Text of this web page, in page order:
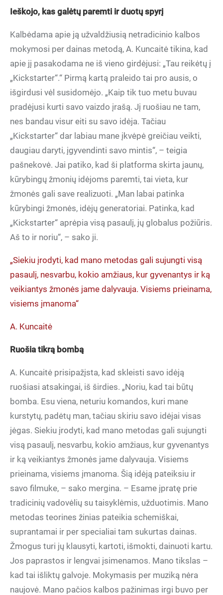
Ieškojo, kas galėtų paremti ir duotų spyrį
Kalbėdama apie ją užvaldžiusią netradicinio kalbos
mokymosi per dainas metodą, A. Kuncaitė tikina, kad
apie jį pasakodama ne iš vieno girdėjusi: „Tau reikėtų į
„Kickstarter“.“ Pirmą kartą praleido tai pro ausis, o
išgirdusi vėl susidomėjo. „Kaip tik tuo metu buvau
pradėjusi kurti savo vaizdo įrašą. Jį ruošiau ne tam,
nes bandau visur eiti su savo idėja. Tačiau
„Kickstarter“ dar labiau mane įkvėpė greičiau veikti,
daugiau daryti, įgyvendinti savo mintis“, – teigia
pašnekovė. Jai patiko, kad ši platforma skirta jaunų,
kūrybingų žmonių idėjoms paremti, tai vieta, kur
žmonės gali save realizuoti. „Man labai patinka
kūrybingi žmonės, idėjų generatoriai. Patinka, kad
„Kickstarter“ aprėpia visą pasaulį, jų globalus požiūris.
Aš to ir noriu“, – sako ji.
„Siekiu įrodyti, kad mano metodas gali sujungti visą
pasaulį, nesvarbu, kokio amžiaus, kur gyvenantys ir ką
veikiantys žmonės jame dalyvauja. Visiems prieinama,
visiems įmanoma“
A. Kuncaitė
Ruošia tikrą bombą
A. Kuncaitė prisipažįsta, kad skleisti savo idėją
ruošiasi atsakingai, iš širdies. „Noriu, kad tai būtų
bomba. Esu viena, neturiu komandos, kuri mane
kurstytų, padėtų man, tačiau skiriu savo idėjai visas
jėgas. Siekiu įrodyti, kad mano metodas gali sujungti
visą pasaulį, nesvarbu, kokio amžiaus, kur gyvenantys
ir ką veikiantys žmonės jame dalyvauja. Visiems
prieinama, visiems įmanoma. Šią idėją pateiksiu ir
savo filmuke, – sako mergina. – Esame įpratę prie
tradicinių vadovėlių su taisyklėmis, užduotimis. Mano
metodas teorines žinias pateikia schemiškai,
suprantamai ir per specialiai tam sukurtas dainas.
Žmogus turi jų klausyti, kartoti, išmokti, dainuoti kartu.
Jos paprastos ir lengvai įsimenamos. Mano tikslas –
kad tai išliktų galvoje. Mokymasis per muziką nėra
naujovė. Mano pačios kalbos pažinimas irgi buvo per